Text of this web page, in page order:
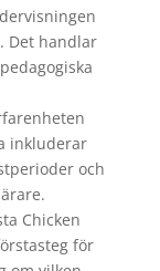
Det handlar
inkluderar
och
Chicken
för